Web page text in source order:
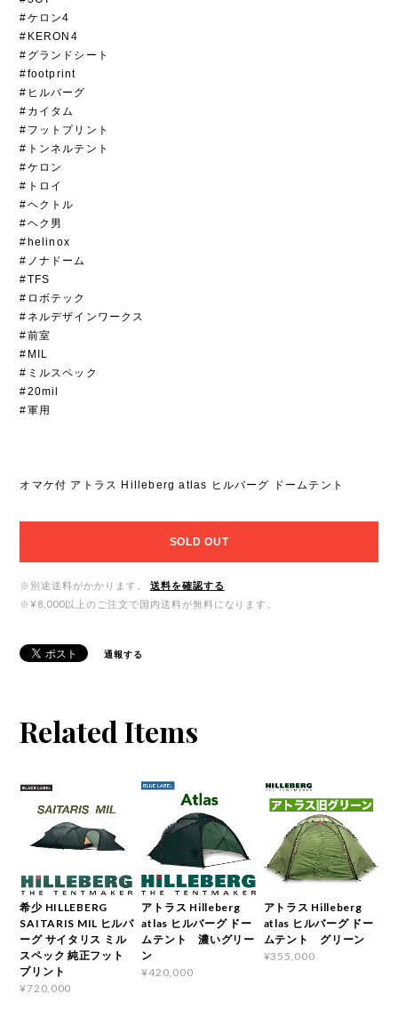
#ケロン4
#KERON4
#グランドシート
#footprint
#ヒルバーグ
#カイタム
#フットプリント
#トンネルテント
#ケロン
#トロイ
#ヘクトル
#ヘク男
#helinox
#ノナドーム
#TFS
#ロボテック
#ネルデザインワークス
#前室
#MIL
#ミルスペック
#20mil
#軍用
オマケ付 アトラス Hilleberg atlas ヒルバーグ ドームテント
SOLD OUT
※別途送料がかかります。
送料を確認する
※¥8,000以上のご注文で国内送料が無料になります。
通報する
Related Items
希少 HILLEBERG
SAITARIS MIL ヒルバ
ーグ サイタリス ミル
スペック 純正フット
プリント
¥720,000
アトラス Hilleberg
atlas ヒルバーグ ドー
ムテント 濃いグリー
ン
¥420,000
アトラス Hilleberg
atlas ヒルバーグ ドー
ムテント グリーン
¥355,000